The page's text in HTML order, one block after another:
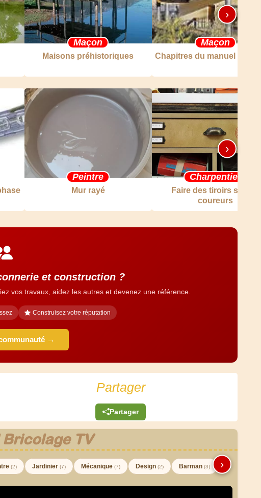
Maçon
Maisons préhistoriques
Maçon
Chapitres du manuel du
›
Peintre
Mur rayé
Charpentier
Faire des tiroirs sur les
coureurs
›
et construction ?
vos travaux, aidez les autres et devenez une référence.
Construisez votre réputation
→
Partager
Partager
Bricolage TV
(2) Jardinier (7) Mécanique (7) Design (2) Barman (3) ›